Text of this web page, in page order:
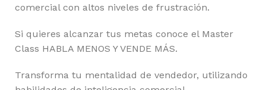
comercial con altos niveles de frustración.
Si quieres alcanzar tus metas conoce el Master
Class HABLA MENOS Y VENDE MÁS.
Transforma tu mentalidad de vendedor, utilizando